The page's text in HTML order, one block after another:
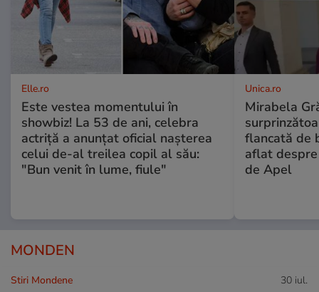
Elle.ro
Este vestea momentului în
showbiz! La 53 de ani, celebra
actriță a anunțat oficial nașterea
celui de-al treilea copil al său:
"Bun venit în lume, fiule"
Unica.ro
Mirabela
flancată de
aflat
de Apel
MONDEN
Stiri Mondene 30 iul.